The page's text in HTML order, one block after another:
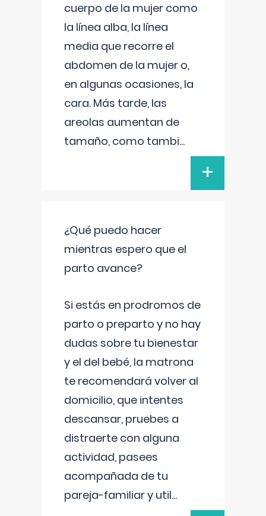
cuerpo de la mujer como
la línea alba, la línea
media que recorre el
abdomen de la mujer o,
en algunas ocasiones, la
cara. Más tarde, las
areolas aumentan de
tamaño, como tambi...
+
¿Qué puedo hacer
mientras espero que el
parto avance?
Si estás en prodromos de
parto o preparto y no hay
dudas sobre tu bienestar
y el del bebé, la matrona
te recomendará volver al
domicilio, que intentes
descansar, pruebes a
distraerte con alguna
actividad, pasees
acompañada de tu
pareja-familiar y util...